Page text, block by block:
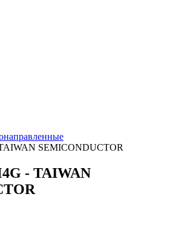
SEMICONDUCTOR
- TAIWAN